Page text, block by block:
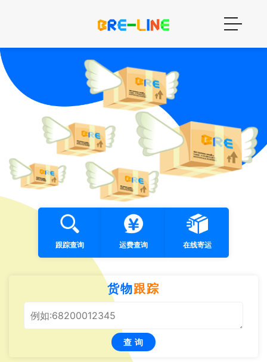
跟踪查询 运费查询 在线寄运
货物跟踪
查 询